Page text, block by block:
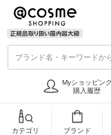
ブランド名・キーワードか
Myショッピン
購入履歴
カテゴリ ブランド